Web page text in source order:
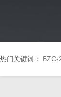
热门关键词： BZC-